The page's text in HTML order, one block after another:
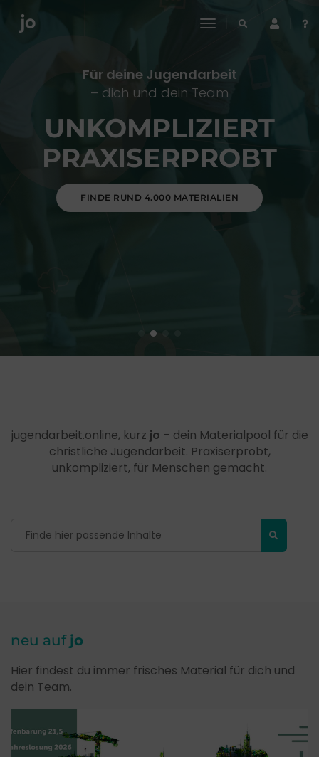
toggle
Für deine Jugendarbeit
– dich und dein Team
UNKOMPLIZIERT
PRAXISERPROBT
FINDE RUND 4.000 MATERIALIEN
jugendarbeit.online, kurz jo – dein Materialpool für die
christliche Jugendarbeit. Praxiserprobt,
unkompliziert, für Menschen gemacht.
neu auf jo
Hier findest du immer frisches Material für dich und
dein Team.